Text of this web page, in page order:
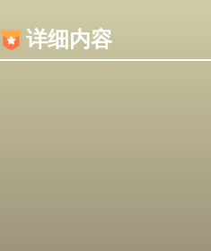
详细内容